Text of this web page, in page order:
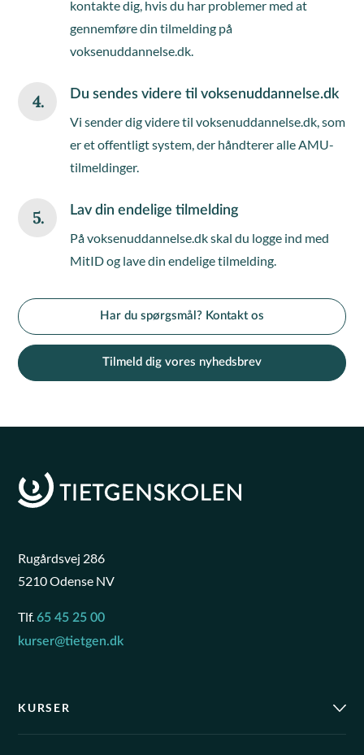
kontakte dig, hvis du har problemer med at
gennemføre din tilmelding på
voksenuddannelse.dk.
4. Du sendes videre til voksenuddannelse.dk
Vi sender dig videre til voksenuddannelse.dk, som
er et offentligt system, der håndterer alle AMU-
tilmeldinger.
5. Lav din endelige tilmelding
På voksenuddannelse.dk skal du logge ind med
MitID og lave din endelige tilmelding.
Har du spørgsmål? Kontakt os
Tilmeld dig vores nyhedsbrev
Rugårdsvej 286
5210 Odense NV
Tlf.65 45 25 00
kurser@tietgen.dk
KURSER